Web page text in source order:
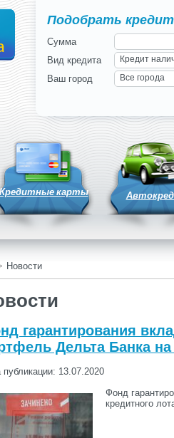
Подобрать
Сумма
Вид кредита Кредит
Ваш город Все города
карты
Новости
гарантирования
Дельта Банка
публикации: 13.07.2020
Фонд
кредитного